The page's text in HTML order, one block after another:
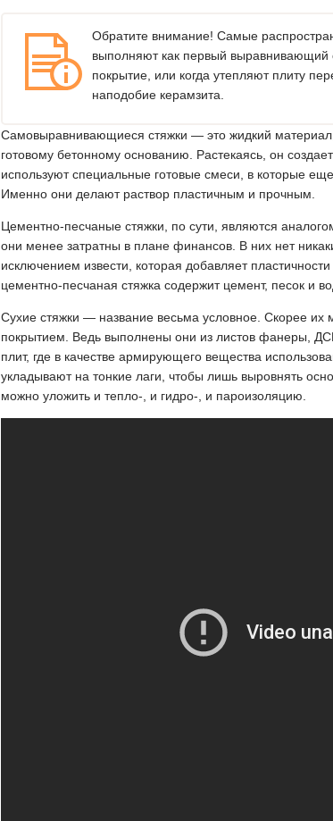
Обратите внимание! Самые
выполняют как первый выравнивающий
покрытие, или когда утепляют плиту
наподобие керамзита.
Самовыравнивающиеся стяжки — это жидкий
готовому бетонному основанию. Растекаясь, он
используют специальные готовые смеси, в которые
Именно они делают раствор пластичным и прочным.
Цементно-песчаные стяжки, по сути, являются
они менее затратны в плане финансов. В них нет
исключением извести, которая добавляет
цементно-песчаная стяжка содержит цемент, песок и
Сухие стяжки — название весьма условное. Скорее
покрытием. Ведь выполнены они из листов фанеры,
плит, где в качестве армирующего вещества
укладывают на тонкие лаги, чтобы лишь выровнять
можно уложить и тепло-, и гидро-, и пароизоляцию.